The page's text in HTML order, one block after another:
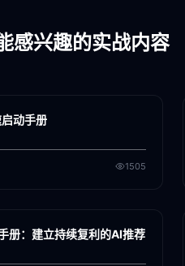
感兴趣的实战内容
动手册
1505
册：建立持续复利的AI推荐